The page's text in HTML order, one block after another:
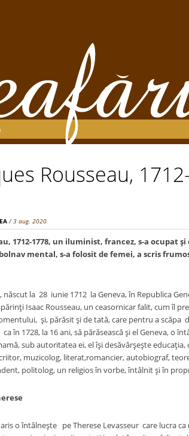
Rousseau,
/ 3 aug. 2020
1712-1778, un iluminist, francez, s-a
mental, s-a folosit de femei, a scris
născut la 28 iunie 1712 la Geneva, în Republica
Isaac Rousseau, un ceasornicar falit, cum îl
şi, părăsit şi de tată, care pentru a scăpa
în 1728, la 16 ani, să părăsească şi el Geneva, o
sub autoritatea ei, el îşi desăvârşeşte
muzicolog, literat,romancier, autobiograf,
politolog, un religios în vorbe, întâlnit şi în
întâlneşte pe Therese Levasseur care lucra ca